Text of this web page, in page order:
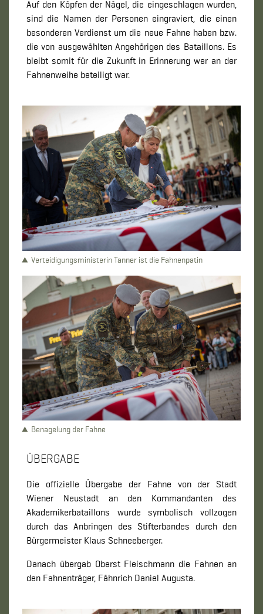
Auf den Köpfen der Nägel, die eingeschlagen wurden,
sind die Namen der Personen eingraviert, die einen
besonderen Verdienst um die neue Fahne haben bzw.
die von ausgewählten Angehörigen des Bataillons. Es
bleibt somit für die Zukunft in Erinnerung wer an der
Fahnenweihe beteiligt war.
Verteidigungsministerin Tanner ist die Fahnenpatin
Benagelung der Fahne
ÜBERGABE
Die offizielle Übergabe der Fahne von der Stadt
Wiener Neustadt an den Kommandanten des
Akademikerbataillons wurde symbolisch vollzogen
durch das Anbringen des Stifterbandes durch den
Bürgermeister Klaus Schneeberger.
Danach übergab Oberst Fleischmann die Fahnen an
den Fahnenträger, Fähnrich Daniel Augusta.